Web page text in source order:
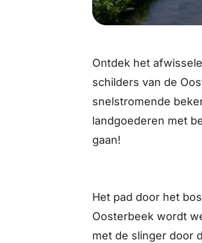
Ontdek het
schilders van de
snelstromende
landgoederen met
gaan!
Het pad door het
Oosterbeek wordt
met de slinger door